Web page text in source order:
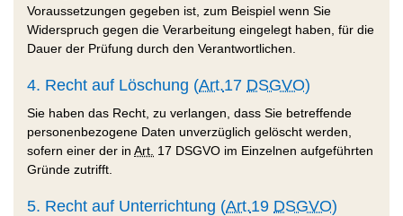
Voraussetzungen gegeben ist, zum Beispiel wenn Sie
Widerspruch gegen die Verarbeitung eingelegt haben, für die
Dauer der Prüfung durch den Verantwortlichen.
4. Recht auf Löschung (Art.17 DSGVO)
Sie haben das Recht, zu verlangen, dass Sie betreffende
personenbezogene Daten unverzüglich gelöscht werden,
sofern einer der in Art. 17 DSGVO im Einzelnen aufgeführten
Gründe zutrifft.
5. Recht auf Unterrichtung (Art.19 DSGVO)